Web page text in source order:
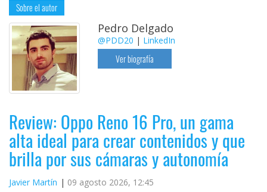
Sobre el autor
Pedro Delgado
@PDD20 | LinkedIn
Ver biografía
Review: Oppo Reno 16 Pro, un gama
alta ideal para crear contenidos y que
brilla por sus cámaras y autonomía
Javier Martín 09 agosto 2026, 12:45